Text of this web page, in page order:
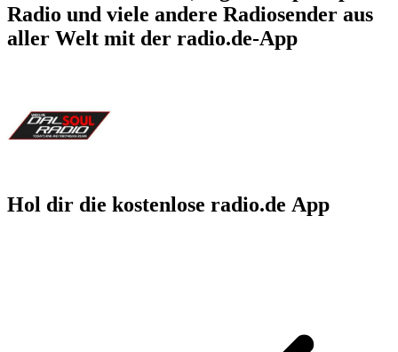
Radio und viele andere Radiosender aus
aller Welt mit der radio.de-App
Hol dir die kostenlose radio.de App